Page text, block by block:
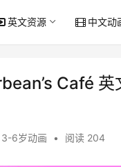
英文资源 中文动
Café
3-6岁动画 • 阅读 204